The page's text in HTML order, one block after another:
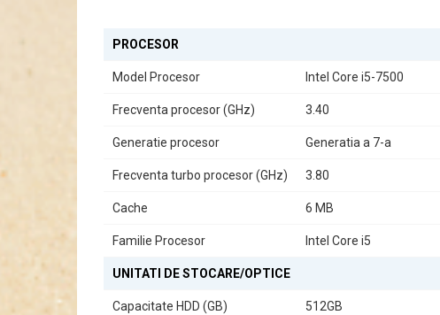
2 x Display Port
performanța, cât și estetică.
Utilizare Versatilă
Fie că sunteți un profesionist în căutarea unui sistem de
PROCESOR
Model Procesor Intel Core i5-7500
Frecventa procesor (GHz) 3.40
Generatie procesor Generatia a 7-a
Frecventa turbo procesor (GHz) 3.80
Cache 6 MB
Familie Procesor Intel Core i5
UNITATI DE STOCARE/OPTICE
Capacitate HDD (GB) 512GB